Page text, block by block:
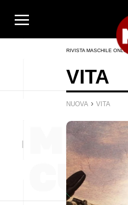
RIVISTA MASCHILE
VITA
NUOVA › VITA